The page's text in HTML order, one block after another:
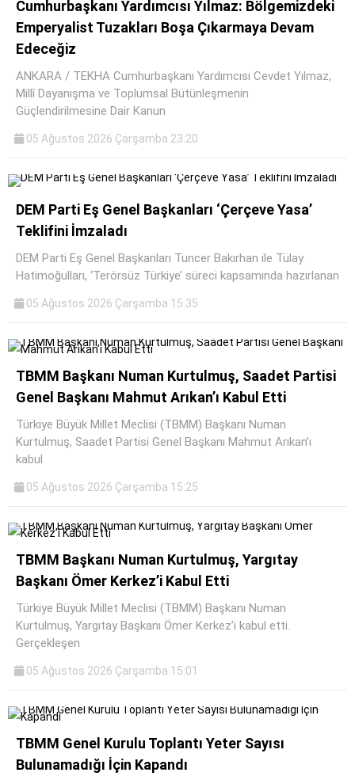
Cumhurbaşkanı Yardımcısı Yılmaz: Bölgemizdeki
Emperyalist Tuzakları Boşa Çıkarmaya Devam
Edeceğiz
ANKARA / TEKHA Cumhurbaşkanı Yardımcısı Cevdet Yılmaz,
Millî Dayanışma ve Toplumsal Bütünleşmenin
Güçlendirilmesine Dair Kanun
05 Ağustos 2026 Çarşamba 23:20
DEM Parti Eş Genel Başkanları ‘Çerçeve Yasa’
Teklifini İmzaladı
DEM Parti Eş Genel Başkanları Tuncer Bakırhan ile Tülay
Hatimoğulları, ‘Terörsüz Türkiye’ süreci kapsamında hazırlanan
05 Ağustos 2026 Çarşamba 15:35
TBMM Başkanı Numan Kurtulmuş, Saadet Partisi
Genel Başkanı Mahmut Arıkan’ı Kabul Etti
Türkiye Büyük Millet Meclisi (TBMM) Başkanı Numan
Kurtulmuş, Saadet Partisi Genel Başkanı Mahmut Arıkan’ı
kabul
05 Ağustos 2026 Çarşamba 15:25
TBMM Başkanı Numan Kurtulmuş, Yargıtay
Başkanı Ömer Kerkez’i Kabul Etti
Türkiye Büyük Millet Meclisi (TBMM) Başkanı Numan
Kurtulmuş, Yargıtay Başkanı Ömer Kerkez’i kabul etti.
Gerçekleşen
05 Ağustos 2026 Çarşamba 15:01
TBMM Genel Kurulu Toplantı Yeter Sayısı
Bulunamadığı İçin Kapandı